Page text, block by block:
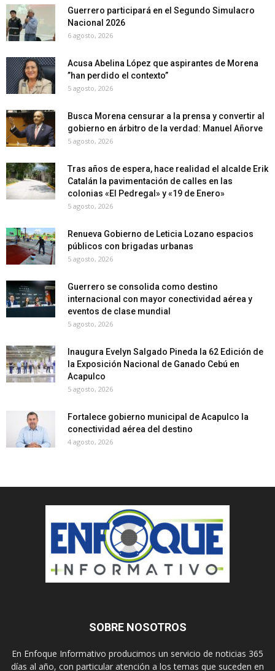
Guerrero participará en el Segundo Simulacro
Nacional 2026
6 agosto, 2026
Acusa Abelina López que aspirantes de Morena
”han perdido el contexto”
5 agosto, 2026
Busca Morena censurar a la prensa y convertir al
gobierno en árbitro de la verdad: Manuel Añorve
5 agosto, 2026
Tras años de espera, hace realidad el alcalde Erik
Catalán la pavimentación de calles en las
colonias «El Pedregal» y «19 de Enero»
5 agosto, 2026
Renueva Gobierno de Leticia Lozano espacios
públicos con brigadas urbanas
5 agosto, 2026
Guerrero se consolida como destino
internacional con mayor conectividad aérea y
eventos de clase mundial
5 agosto, 2026
Inaugura Evelyn Salgado Pineda la 62 Edición de
la Exposición Nacional de Ganado Cebú en
Acapulco
5 agosto, 2026
Fortalece gobierno municipal de Acapulco la
conectividad aérea del destino
4 agosto, 2026
SOBRE NOSOTROS
En Enfoque Informativo producimos un servicio de noticias 365
días al año, con particular atención a los temas que suceden en